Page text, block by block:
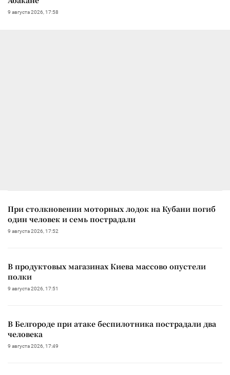
9 августа 2026, 17:58
При столкновении моторных лодок на Кубани погиб
один человек и семь пострадали
9 августа 2026, 17:52
В продуктовых магазинах Киева массово опустели
полки
9 августа 2026, 17:51
В Белгороде при атаке беспилотника пострадали два
человека
9 августа 2026, 17:49